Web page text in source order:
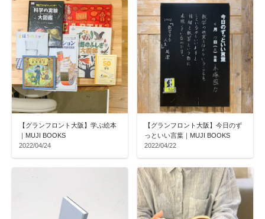
【グランフロント大阪】学ぶ絵本
｜MUJI BOOKS
2022/04/24
【グランフロント大阪】今日のず
っといい言葉｜MUJI BOOKS
2022/04/22